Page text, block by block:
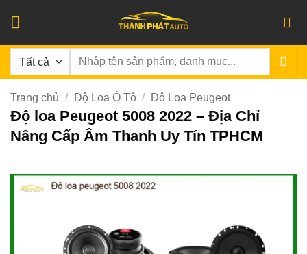
qua
nội
dung
Tìm
Trang chủ / Độ Loa Ô Tô / Độ Loa Peugeot
Độ loa Peugeot 5008 2022 – Địa Chỉ
Nâng Cấp Âm Thanh Uy Tín TPHCM